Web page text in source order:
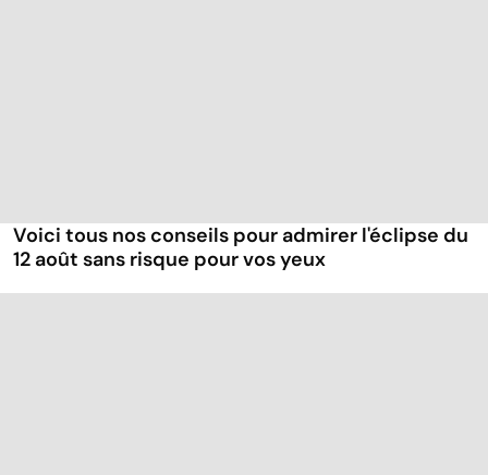
Voici tous nos conseils pour admirer l'éclipse du
12 août sans risque pour vos yeux